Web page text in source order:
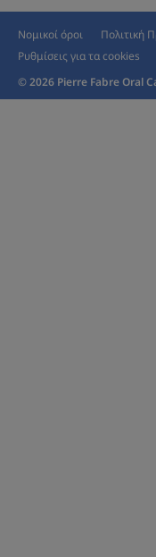
Νομικοί όροι
Πολιτική
Ρυθμίσεις για τα cookies
© 2026 Pierre Fabre Oral